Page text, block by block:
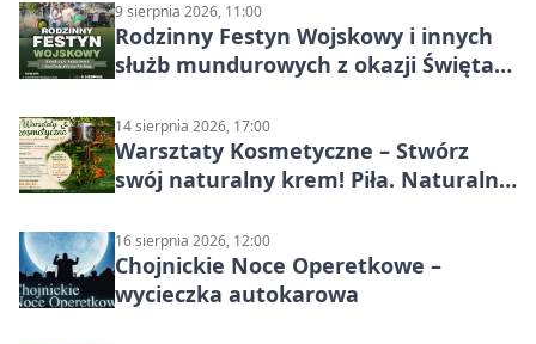
9 sierpnia 2026, 11:00
Rodzinny Festyn Wojskowy i innych
służb mundurowych z okazji Święta
14 sierpnia 2026, 17:00
Warsztaty Kosmetyczne – Stwórz
swój naturalny krem! Piła. Naturalna
16 sierpnia 2026, 12:00
Chojnickie Noce Operetkowe –
wycieczka autokarowa